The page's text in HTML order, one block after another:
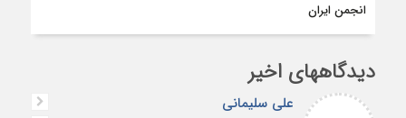
انجمن ایران
دیدگاههای اخیر
علی سلیمانی